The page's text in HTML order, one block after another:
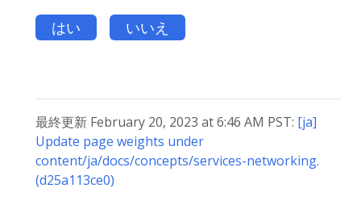
はい いいえ
最終更新 February 20, 2023 at 6:46 AM PST: [ja]
Update page weights under
content/ja/docs/concepts/services-networking.
(d25a113ce0)